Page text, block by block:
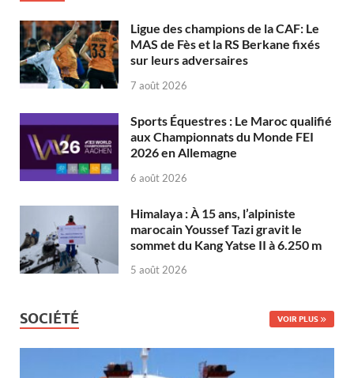
Ligue des champions de la CAF: Le
MAS de Fès et la RS Berkane fixés
sur leurs adversaires
7 août 2026
Sports Équestres : Le Maroc qualifié
aux Championnats du Monde FEI
2026 en Allemagne
6 août 2026
Himalaya : À 15 ans, l’alpiniste
marocain Youssef Tazi gravit le
sommet du Kang Yatse II à 6.250 m
5 août 2026
SOCIÉTÉ VOIR PLUS